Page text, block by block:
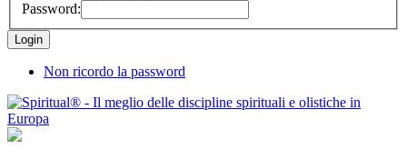
Password:
Non ricordo la password